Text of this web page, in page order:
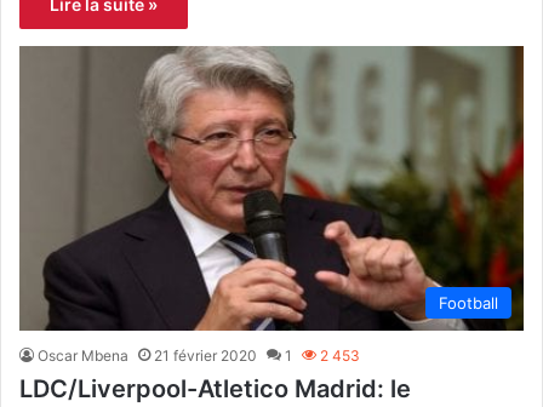
Lire la suite »
Football
Oscar Mbena 21 février 2020 1 2 453
LDC/Liverpool-Atletico Madrid: le